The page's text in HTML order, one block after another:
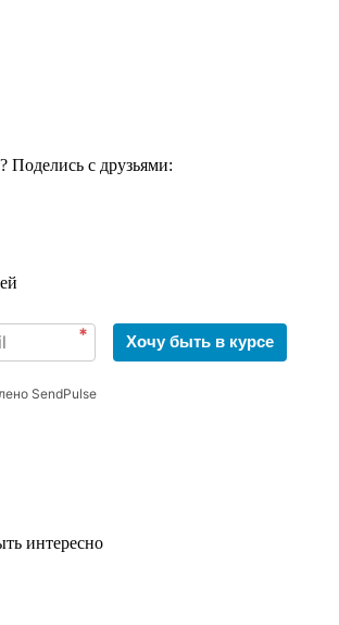
Поделись с друзьями:
* Хочу быть в курсе
SendPulse
интересно